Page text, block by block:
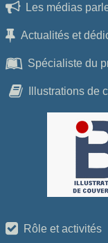
Les médias
Actualités et
Spécialiste du
Illustrations de
Rôle et activités